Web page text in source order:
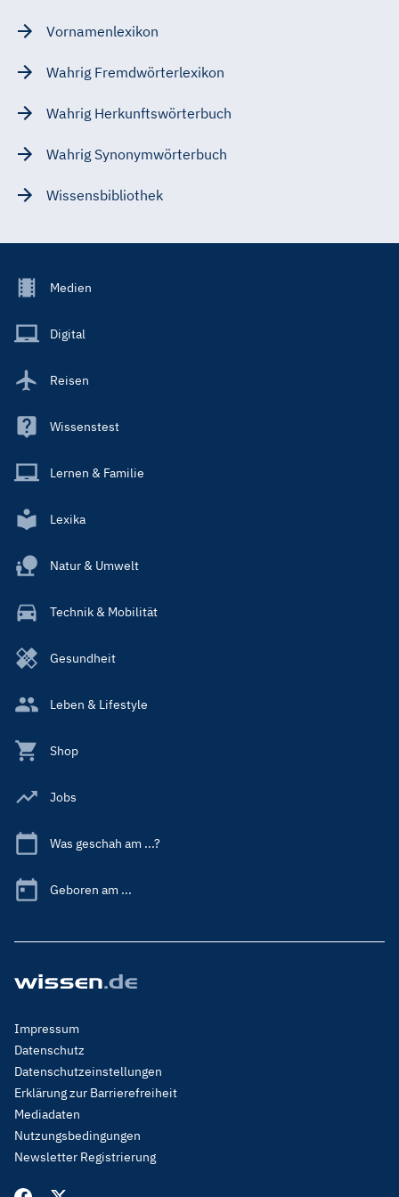
Vornamenlexikon
Wahrig Fremdwörterlexikon
Wahrig Herkunftswörterbuch
Wahrig Synonymwörterbuch
Wissensbibliothek
Footer
Main
Medien
Digital
Reisen
Wissenstest
Lernen & Familie
Lexika
Natur & Umwelt
Technik & Mobilität
Gesundheit
Leben & Lifestyle
Shop
Jobs
Was geschah am ...?
Geboren am ...
Footer
Menu
Legal
Impressum
Datenschutz
Datenschutzeinstellungen
Erklärung zur Barrierefreiheit
Mediadaten
Nutzungsbedingungen
Newsletter Registrierung